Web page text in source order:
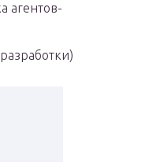
агентов-